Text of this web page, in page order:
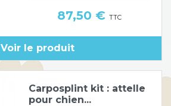
Prix
87,50 € TTC
Voir le produit
Carposplint kit : attelle
pour chien...